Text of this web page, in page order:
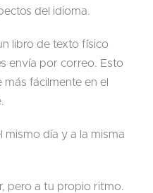
del idioma.
libro de texto físico
envía por correo. Esto
fácilmente en el
mismo día y a la misma
pero a tu propio ritmo.